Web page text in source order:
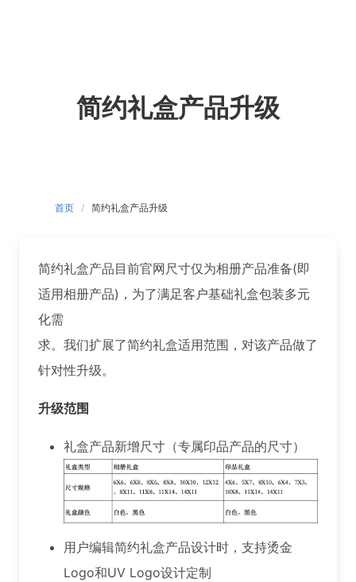
简约礼盒产品升级
首页 简约礼盒产品升级
简约礼盒产品目前官网尺寸仅为相册产品准备(即
适用相册产品)，为了满足客户基础礼盒包装多元
化需
求。我们扩展了简约礼盒适用范围，对该产品做了
针对性升级。
升级范围
礼盒产品新增尺寸（专属印品产品的尺寸）
用户编辑简约礼盒产品设计时，支持烫金
Logo和UV Logo设计定制